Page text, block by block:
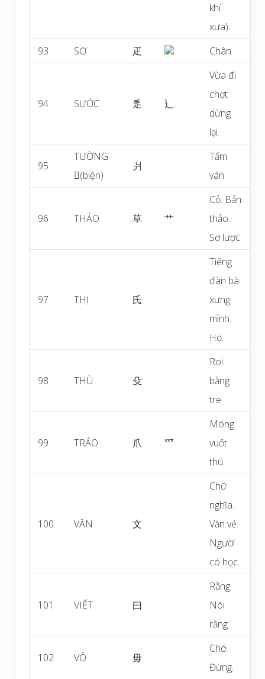
khí
xưa).
93
SƠ 疋 Chân.
94 SƯỚC 辵 辶
Vừa đi
chợt
dừng
lại.
95
TƯỜNG
(biện)
爿
Tấm
ván.
96 THẢO 草 艹
Cỏ. Bản
thảo.
Sơ lược.
97 THỊ 氏
Tiếng
đàn bà
xưng
mình.
Họ.
98 THÙ 殳
Roi
bằng
tre
99 TRẢO 爪 爫
Móng
vuốt
thú.
100 VĂN 文
Chữ
nghĩa.
Văn vẻ.
Người
có học.
101 VIẾT 曰
Rằng.
Nói
rằng.
102 VÔ 毋
Chớ.
Đừng.